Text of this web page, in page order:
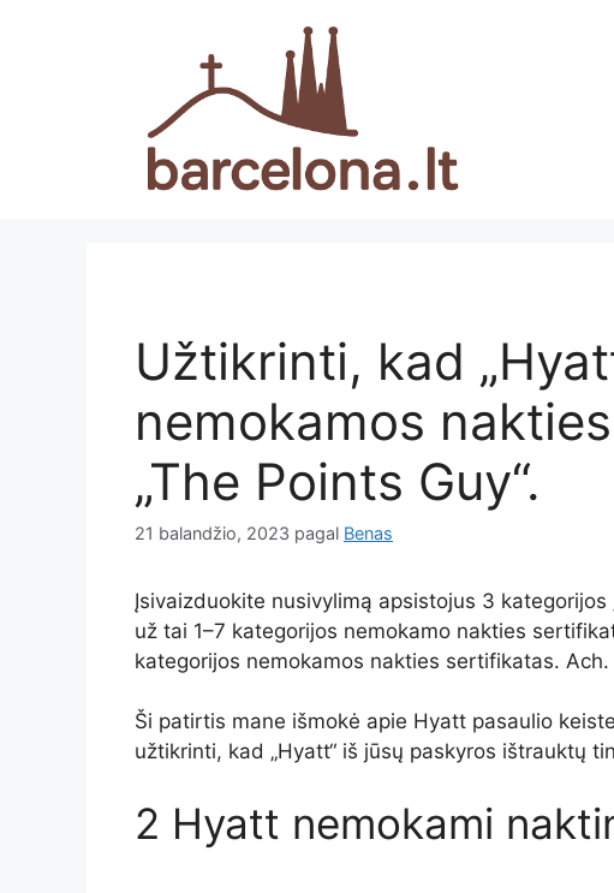
Užtikrinti, kad
nemokamos
„The Points Guy“.
21 balandžio, 2023 pagal Benas
Įsivaizduokite nusivylimą apsistojus 3
už tai 1–7 kategorijos nemokamo nakties
kategorijos nemokamos nakties sertifikatas. Ach.
Ši patirtis mane išmokė apie Hyatt pasaulio
užtikrinti, kad „Hyatt“ iš jūsų paskyros ištrauktų
2 Hyatt nemokami